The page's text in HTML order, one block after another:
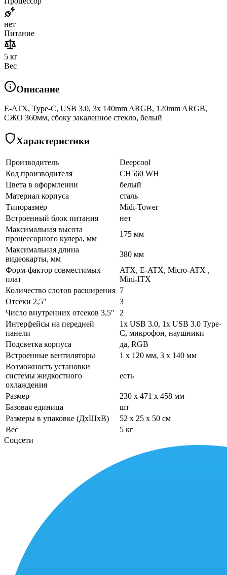
нет
Питание
5 кг
Вес
Описание
E-ATX, Type-C, USB 3.0, 3x 140mm ARGB, 120mm ARGB,
СЖО 360мм, сбоку закаленное стекло, белый
Характеристики
Производитель
Deepcool
Код производителя
CH560 WH
Цвета в оформлении
белый
Материал корпуса
сталь
Типоразмер
Midi-Tower
Встроенный блок питания
нет
Максимальная высота
процессорного кулера, мм
175 мм
Максимальная длина
видеокарты, мм
380 мм
Форм-фактор совместимых
плат
ATX, E-ATX, Micro-ATX ,
Mini-ITX
Количество слотов расширения 7
Отсеки 2,5"
3
Число внутренних отсеков 3,5"
2
Интерфейсы на передней
панели
1x USB 3.0, 1x USB 3.0 Type-
C, микрофон, наушники
Подсветка корпуса
да, RGB
Встроенные вентиляторы
1 x 120 мм, 3 x 140 мм
Возможность установки
системы жидкостного
охлаждения
есть
Размер
230 x 471 x 458 мм
Базовая единица
шт
Размеры в упаковке (ДхШхВ)
52 x 25 x 50 см
Вес
5 кг
Соцсети